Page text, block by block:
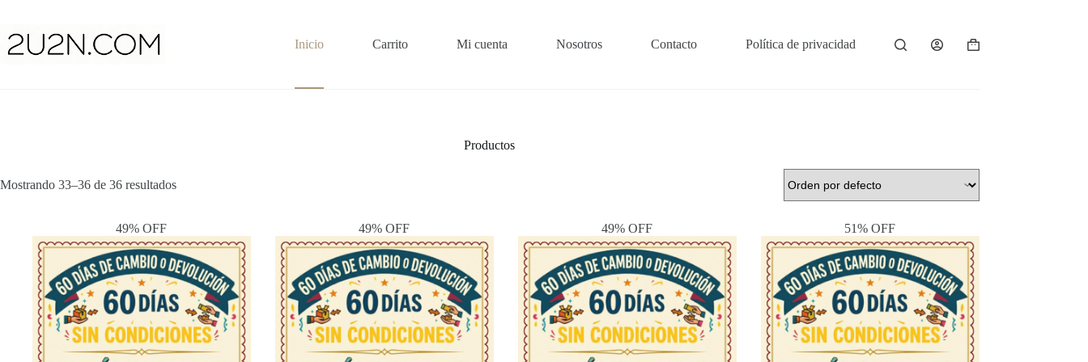
contenido
Inicio Carrito Mi cuenta Nosotros Contacto Política de privacidad
Shopping
Productos
Mostrando 33–36 de 36 resultados
49% OFF 49% OFF 49% OFF 51% OFF